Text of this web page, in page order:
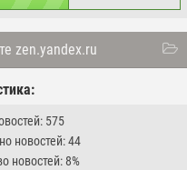
zen.yandex.ru
575
новостей: 44
новостей: 8%